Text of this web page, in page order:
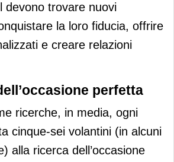
devono trovare nuovi
la loro fiducia, offrire
e creare relazioni
perfetta
ricerche, in media, ogni
cinque-sei volantini (in alcuni
alla ricerca dell’occasione